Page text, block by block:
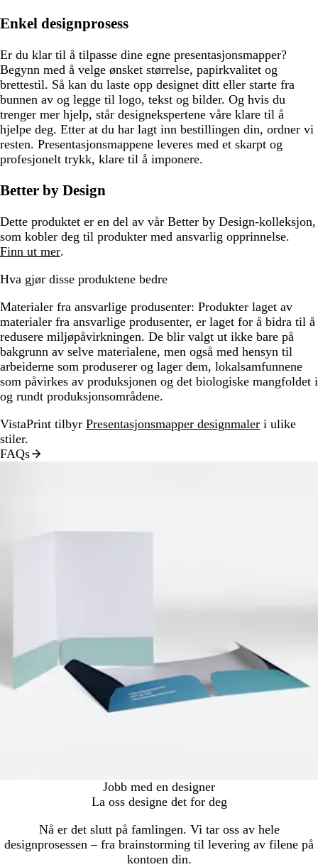
Enkel designprosess
Er du klar til å tilpasse dine egne presentasjonsmapper?
Begynn med å velge ønsket størrelse, papirkvalitet og
brettestil. Så kan du laste opp designet ditt eller starte fra
bunnen av og legge til logo, tekst og bilder. Og hvis du
trenger mer hjelp, står designekspertene våre klare til å
hjelpe deg. Etter at du har lagt inn bestillingen din, ordner vi
resten. Presentasjonsmappene leveres med et skarpt og
profesjonelt trykk, klare til å imponere.
Better by Design
Dette produktet er en del av vår Better by Design-kolleksjon,
som kobler deg til produkter med ansvarlig opprinnelse.
Finn ut mer.
Hva gjør disse produktene bedre
Materialer fra ansvarlige produsenter: Produkter laget av
materialer fra ansvarlige produsenter, er laget for å bidra til å
redusere miljøpåvirkningen. De blir valgt ut ikke bare på
bakgrunn av selve materialene, men også med hensyn til
arbeiderne som produserer og lager dem, lokalsamfunnene
som påvirkes av produksjonen og det biologiske mangfoldet i
og rundt produksjonsområdene.
VistaPrint tilbyr Presentasjonsmapper designmaler i ulike
stiler.
FAQs
Jobb med en designer
La oss designe det for deg
Nå er det slutt på famlingen. Vi tar oss av hele
designprosessen – fra brainstorming til levering av filene på
kontoen din.